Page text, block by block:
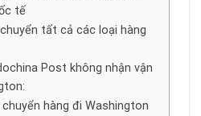
tế
tất cả các loại hàng
Post không nhận vận
hàng đi Washington